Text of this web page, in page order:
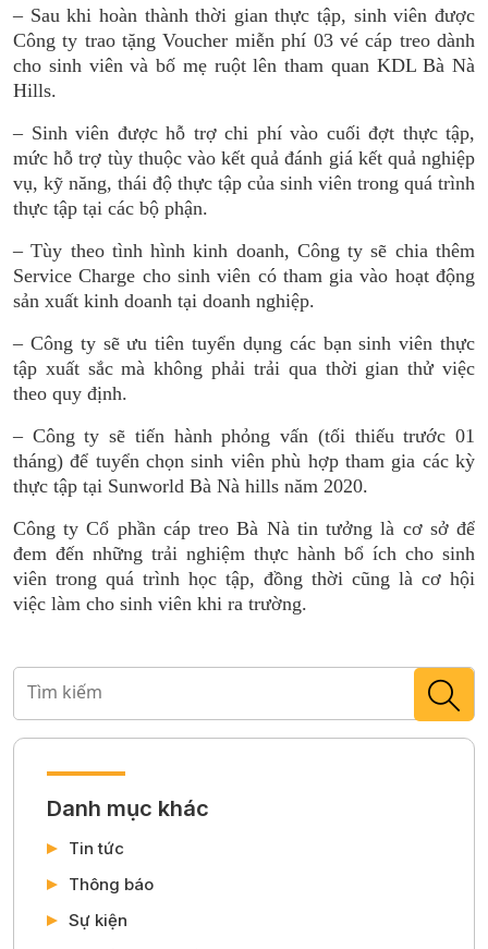
– Sau khi hoàn thành thời gian thực tập, sinh viên được
Công ty trao tặng Voucher miễn phí 03 vé cáp treo dành
cho sinh viên và bố mẹ ruột lên tham quan KDL Bà Nà
Hills.
– Sinh viên được hỗ trợ chi phí vào cuối đợt thực tập,
mức hỗ trợ tùy thuộc vào kết quả đánh giá kết quả nghiệp
vụ, kỹ năng, thái độ thực tập của sinh viên trong quá trình
thực tập tại các bộ phận.
– Tùy theo tình hình kinh doanh, Công ty sẽ chia thêm
Service Charge cho sinh viên có tham gia vào hoạt động
sản xuất kinh doanh tại doanh nghiệp.
– Công ty sẽ ưu tiên tuyển dụng các bạn sinh viên thực
tập xuất sắc mà không phải trải qua thời gian thử việc
theo quy định.
– Công ty sẽ tiến hành phỏng vấn (tối thiếu trước 01
tháng) để tuyển chọn sinh viên phù hợp tham gia các kỳ
thực tập tại Sunworld Bà Nà hills năm 2020.
Công ty Cổ phần cáp treo Bà Nà tin tưởng là cơ sở để
đem đến những trải nghiệm thực hành bổ ích cho sinh
viên trong quá trình học tập, đồng thời cũng là cơ hội
việc làm cho sinh viên khi ra trường.
Danh mục khác
Tin tức
Thông báo
Sự kiện